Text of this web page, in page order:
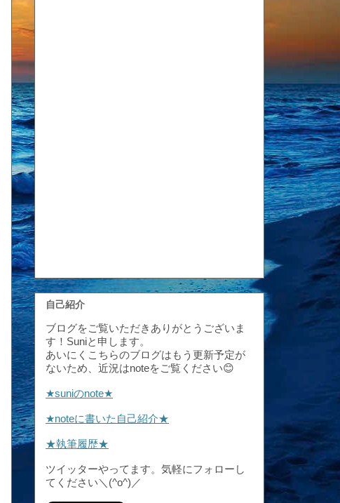
自己紹介
ブログをご覧いただきありがとうございま
す！Suniと申します。
あいにくこちらのブログはもう更新予定が
ないため、近況はnoteをご覧ください😊
★suniのnote★
★noteに書いた自己紹介★
★執筆履歴★
ツイッターやってます。気軽にフォローし
てください＼(^o^)／